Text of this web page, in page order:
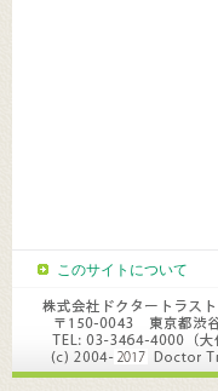
このサイトについて